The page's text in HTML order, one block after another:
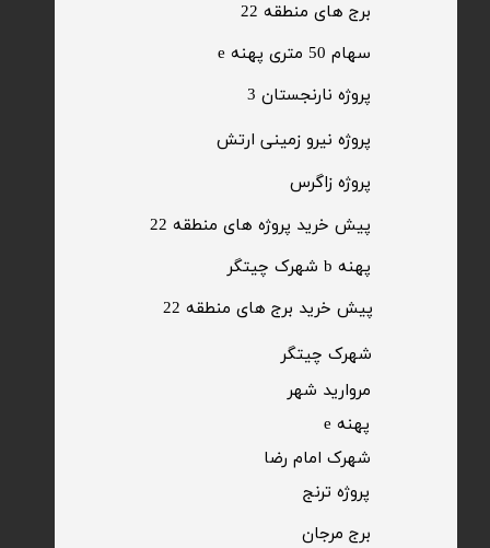
پیش خرید برج های منطقه 22
​سهام 50 متری پهنه e
پهنه b شهرک چیتگر
برج های منطقه 22
پیش خرید پروژه های منطقه 22
​پروژه زاگرس
​پروژه ترنج
​پروژه نیرو زمینی ارتش
​پروژه نارنجستان 3
​شهرک چیتگر
مروارید شهر​​​​​​​
شهرک امام رضا
پهنه e
برج مرجان